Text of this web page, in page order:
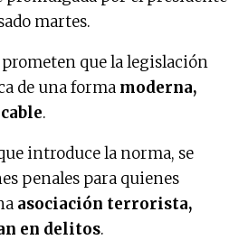
martes.
prometen que la legislación
de una forma moderna,
.
introduce la norma, se
penales para quienes
asociación terrorista,
en delitos.